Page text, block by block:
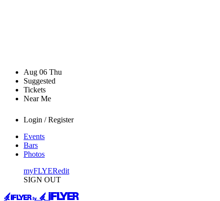
Aug 06 Thu
Suggested
Tickets
Near Me
Login / Register
Events
Bars
Photos
myFLYERedit
SIGN OUT